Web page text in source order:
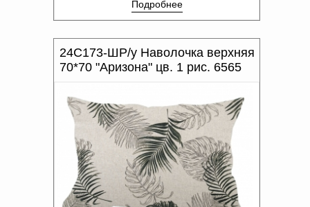
Подробнее
24С173-ШР/у Наволочка верхняя
70*70 "Аризона" цв. 1 рис. 6565